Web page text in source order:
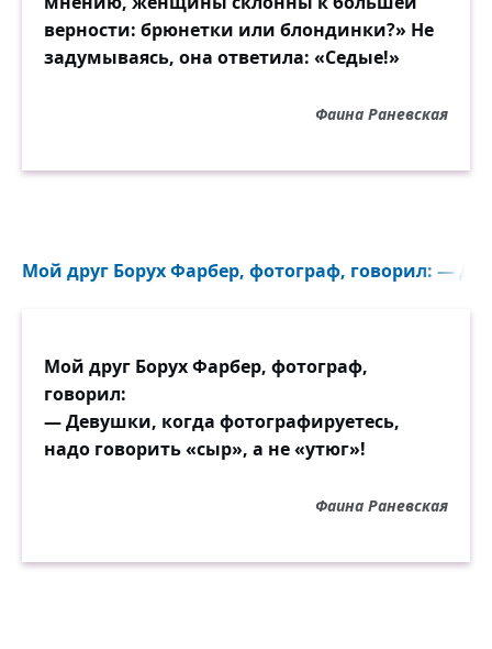
верности: брюнетки или блондинки?» Не
задумываясь, она ответила: «Седые!»
Фаина Раневская
Мой друг Борух Фарбер, фотограф, говорил: —
Мой друг Борух Фарбер, фотограф,
говорил:
— Девушки, когда фотографируетесь,
надо говорить «сыр», а не «утюг»!
Фаина Раневская